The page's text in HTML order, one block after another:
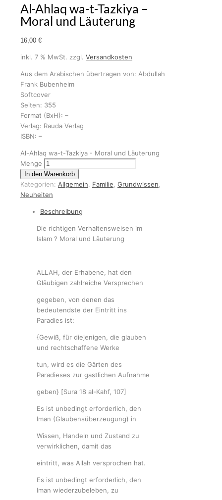
Al-Ahlaq wa-t-Tazkiya –
Moral und Läuterung
16,00 €
inkl. 7 % MwSt. zzgl. Versandkosten
Aus dem Arabischen übertragen von: Abdullah
Frank Bubenheim
Softcover
Seiten: 355
Format (BxH): –
Verlag: Rauda Verlag
ISBN: –
Al-Ahlaq wa-t-Tazkiya - Moral und Läuterung
Menge
In den Warenkorb
Kategorien: Allgemein, Familie, Grundwissen,
Neuheiten
Beschreibung
Die richtigen Verhaltensweisen im
Islam ? Moral und Läuterung
ALLAH, der Erhabene, hat den
Gläubigen zahlreiche Versprechen
gegeben, von denen das
bedeutendste der Eintritt ins
Paradies ist:
{Gewiß, für diejenigen, die glauben
und rechtschaffene Werke
tun, wird es die Gärten des
Paradieses zur gastlichen Aufnahme
geben} [Sura 18 al-Kahf, 107]
Es ist unbedingt erforderlich, den
Iman (Glaubensüberzeugung) in
Wissen, Handeln und Zustand zu
verwirklichen, damit das
eintritt, was Allah versprochen hat.
Es ist unbedingt erforderlich, den
Iman wiederzubeleben, zu